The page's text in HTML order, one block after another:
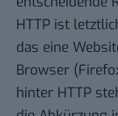
HTTP ist
das eine
Browser
hinter HTTP